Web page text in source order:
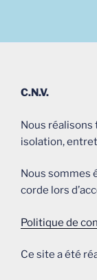
C.N.V.
Nous réalisons
isolation,
Nous sommes
corde lors
Politique de
Ce site a été